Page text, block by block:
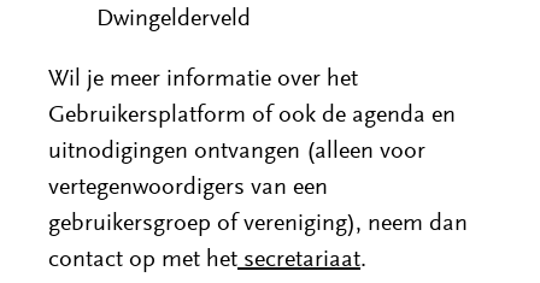
Dwingelderveld
Wil je meer informatie over het
Gebruikersplatform of ook de agenda en
uitnodigingen ontvangen (alleen voor
vertegenwoordigers van een
gebruikersgroep of vereniging), neem dan
contact op met het secretariaat.